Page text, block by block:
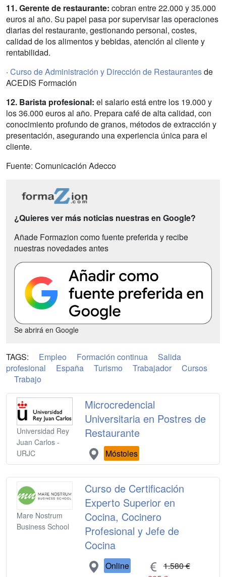
11. Gerente de restaurante: cobran entre 22.000 y 35.000
euros al año. Su papel pasa por supervisar las operaciones
diarias del restaurante, gestionando personal, costes,
calidad de los alimentos y bebidas, atención al cliente y
rentabilidad.
· Curso de Administración y Dirección de Restaurantesde
ACEDIS Formación
12. Barista profesional: el salario está entre los 19.000 y
los 36.000 euros al año. Prepara café de alta calidad, con
conocimiento profundo de granos, métodos de extracción y
presentación, asegurando una experiencia única para el
cliente.
Fuente: Comunicación Adecco
¿Quieres ver más noticias nuestras en Google?
Añade Formazion como fuente preferida y recibe
nuestras novedades antes
Se abrirá en Google
TAGS: Empleo Formación continua
Salida
profesional
España Turismo Trabajador
Cursos
Trabajo
Universidad Rey
Juan Carlos -
URJC
Microcredencial
Universitaria en Postres de
Restaurante
Móstoles
Mare Nostrum
Business School
Curso de Certificación
Experto Superior en
Cocina, Cocinero
Profesional y Jefe de
Cocina
Online
1.580 €